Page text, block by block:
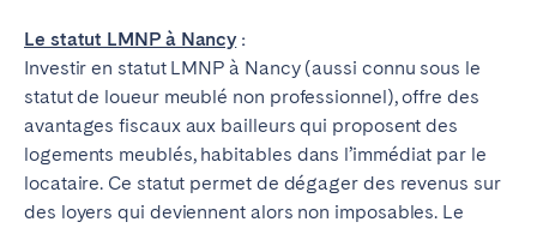
Le statut LMNP à Nancy:
Investir en statut LMNP à Nancy (aussi connu sous le
statut de loueur meublé non professionnel), offre des
avantages fiscaux aux bailleurs qui proposent des
logements meublés, habitables dans l’immédiat par le
locataire. Ce statut permet de dégager des revenus sur
des loyers qui deviennent alors non imposables. Le